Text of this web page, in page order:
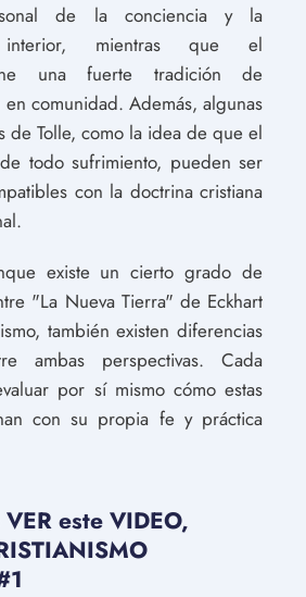
de la conciencia y la
interior, mientras que el
una fuerte tradición de
comunidad. Además, algunas
de Tolle, como la idea de que el
todo sufrimiento, pueden ser
con la doctrina cristiana
existe un cierto grado de
"La Nueva Tierra" de Eckhart
también existen diferencias
ambas perspectivas. Cada
por sí mismo cómo estas
con su propia fe y práctica
VER este VIDEO,